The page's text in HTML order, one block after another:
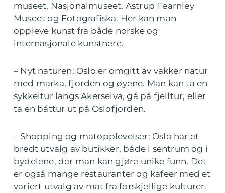
museet, Nasjonalmuseet, Astrup Fearnley
Museet og Fotografiska. Her kan man
oppleve kunst fra både norske og
internasjonale kunstnere.
– Nyt naturen: Oslo er omgitt av vakker natur
med marka, fjorden og øyene. Man kan ta en
sykkeltur langs Akerselva, gå på fjelltur, eller
ta en båttur ut på Oslofjorden.
– Shopping og matopplevelser: Oslo har et
bredt utvalg av butikker, både i sentrum og i
bydelene, der man kan gjøre unike funn. Det
er også mange restauranter og kafeer med et
variert utvalg av mat fra forskjellige kulturer.